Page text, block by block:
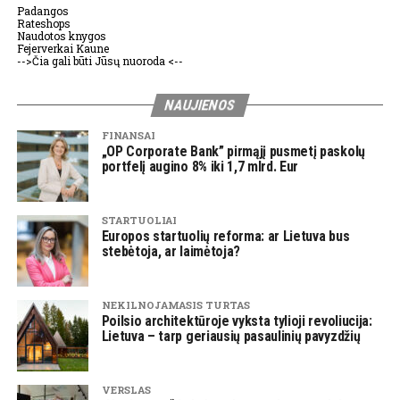
Padangos
Rateshops
Naudotos knygos
Fejerverkai Kaune
-->Čia gali būti Jūsų nuoroda <--
NAUJIENOS
FINANSAI
„OP Corporate Bank” pirmąjį pusmetį paskolų
portfelį augino 8% iki 1,7 mlrd. Eur
STARTUOLIAI
Europos startuolių reforma: ar Lietuva bus
stebėtoja, ar laimėtoja?
NEKILNOJAMASIS TURTAS
Poilsio architektūroje vyksta tylioji revoliucija:
Lietuva – tarp geriausių pasaulinių pavyzdžių
VERSLAS